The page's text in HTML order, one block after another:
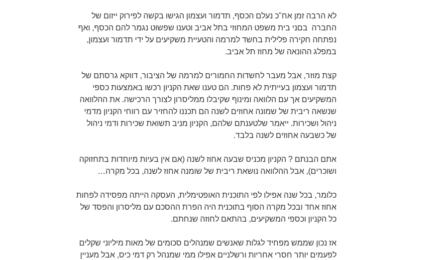
לא הרבה זמן אח"כ נעלם הכסף, תדמור ועצמון הגישו בקשה לפירוק ייזום של
החברה בםני בית משפט המחוזי בתל אביב וטענו שפשוט נגמר להם הכסף, ואף
נפתחה חקירה פלילית בחשד למרמה והטעיית משקיעים על ידי תדמור ועצמון,
במפלג ההונאה של מחוז תל אביב.
קצת מוזר, אבל מעבר לחשדות החמורים למרמה של הציבור, דווקא גרסתם של
תדמור ועצמון בעייתית לא פחות. הם טענו שאת הקניון רכשו באמצעות כספי
המשקיעים אך עם הלוואה ומינוף שקיבלו ממליסרון לצורך הרכישה. את ההלוואה
שנשאה ריבית של שמונה אחוזים לשנה הם תכננו להחזיר עם רווחי הקניון מדמי
ניהול ושכירות. ייאמר שלטענתם שלהם, הקניון מניב תשואת שכירות ודמי ניהול
של כשבעה אחוזים לשנה בלבד.
אתם הבנתם ? הקניון מכניס שבעה אחוז לשנה (אם אין בעיות מיוחדות בתחזוקה
ושוכרים), אבל ההלוואה נושאת ריבית של שומנה אחוז לשנה, בכל מקרה…
כלומר, בכל שנה אפילו לפי התוכנית האופטימלית, העסקה הייתה מפסידה לפחות
אחוז אחד ובכל מקרה הסוף בתוכנית היה הפרת ההסכם עם מליסרון והפסד של
כל הקניון וכספי המשקיעים, בהתאם לחוזה שנחתם.
אז נכון שממש מפחיד לגלות שאנשים שמנהלים סכומים של מאות מיליוני שקלים
לפעמים יותר חסרי אחריות ורשלניים אפילו ממי שמנהל רק דמי כיס, אבל מעניין